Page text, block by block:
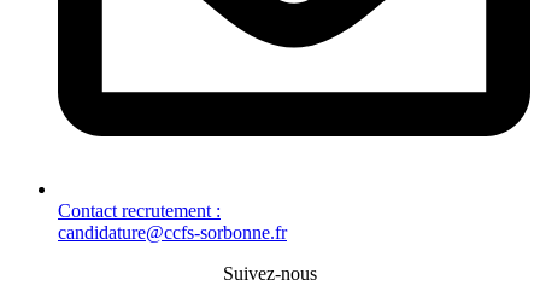
Contact recrutement :
candidature@ccfs-sorbonne.fr
Suivez-nous